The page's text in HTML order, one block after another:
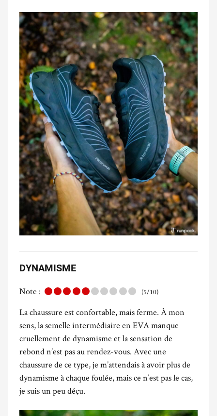
DYNAMISME
Note : (5/10)
La chaussure est confortable, mais ferme. À mon
sens, la semelle intermédiaire en EVA manque
cruellement de dynamisme et la sensation de
rebond n’est pas au rendez-vous. Avec une
chaussure de ce type, je m’attendais à avoir plus de
dynamisme à chaque foulée, mais ce n’est pas le cas,
je suis un peu déçu.